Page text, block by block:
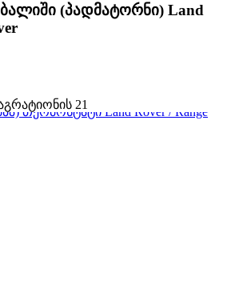
(პადმატორნი) Land
21